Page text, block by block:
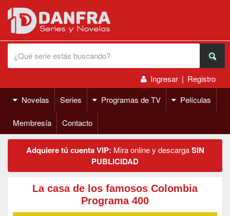
Ingresar | Registro
Novelas
Series Programas de TV Películas
Membresía Contacto
Adquiere tú cuenta VIP: Mira online y descargaSIN
PUBLICIDAD
La casa de los famosos Colombia
Programa 400